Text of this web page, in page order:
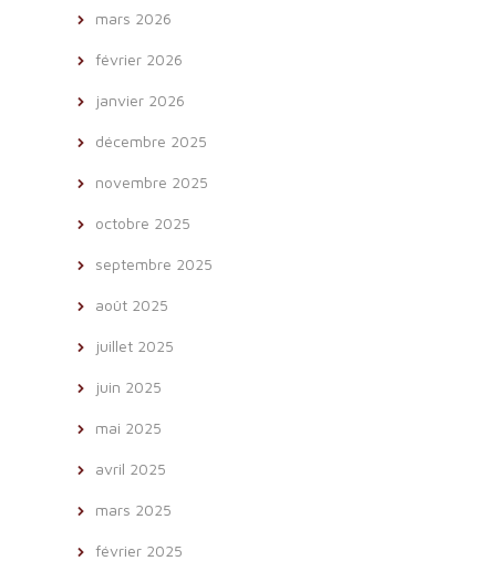
mars 2026
février 2026
janvier 2026
décembre 2025
novembre 2025
octobre 2025
septembre 2025
août 2025
juillet 2025
juin 2025
mai 2025
avril 2025
mars 2025
février 2025